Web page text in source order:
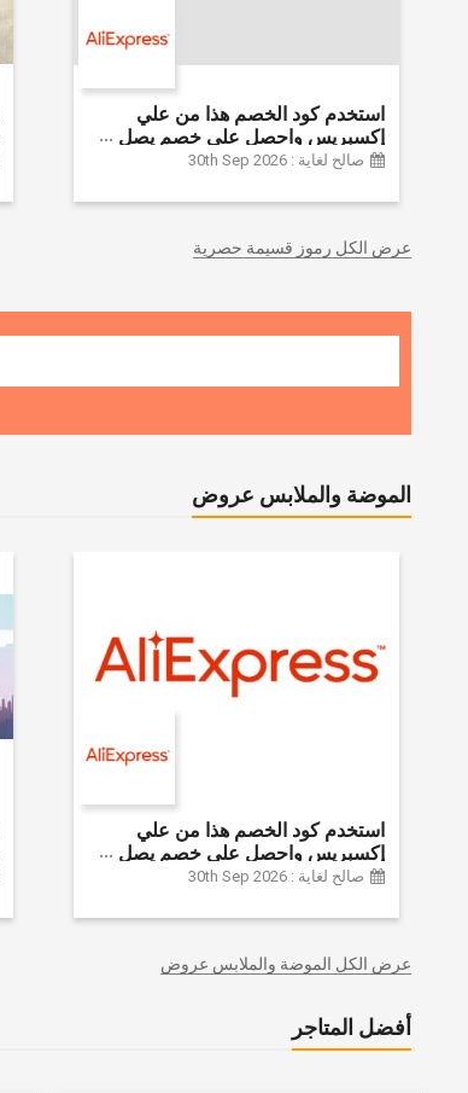
استخدم كود الخصم هذا من علي
إكسبريس واحصل على خصم يصل
إلى 60% على أجهزة الكمبيوتر
بقيمة 155 دولارًا أمريكيًا على الطلبات
| شحن مج
صالح لغاية : 30th Sep 2026
عرض الكل رموز قسيمة حصرية
الموضة والملابس عروض
استخدم كود الخصم هذا من علي
إكسبريس واحصل على خصم يصل
إلى 60% على أجهزة الكمبيوتر
بقيمة 155 دولارًا أمريكيًا على الطلبات
| شحن مج
صالح لغاية : 30th Sep 2026
عرض الكل الموضة والملابس عروض
أفضل المتاجر